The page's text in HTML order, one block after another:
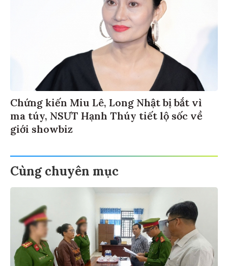
Chứng kiến Miu Lê, Long Nhật bị bắt vì
ma túy, NSƯT Hạnh Thúy tiết lộ sốc về
giới showbiz
Cùng chuyên mục